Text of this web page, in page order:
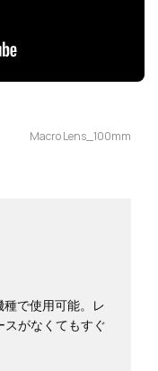
Macro Lens_100mm
で使用可能。レ
スがなくてもすぐ